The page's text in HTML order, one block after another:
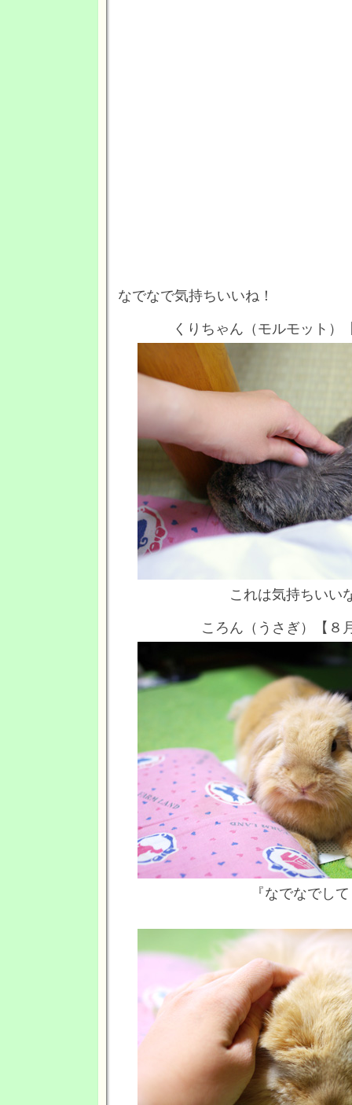
なでなで気持ちいいね！
くりちゃん（モルモット）
これは気持ちいい
ころん（うさぎ）【８
『なでなでし